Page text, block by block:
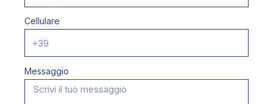
Cellulare
Messaggio